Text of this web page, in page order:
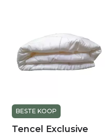
BESTE KOOP
Tencel Exclusive